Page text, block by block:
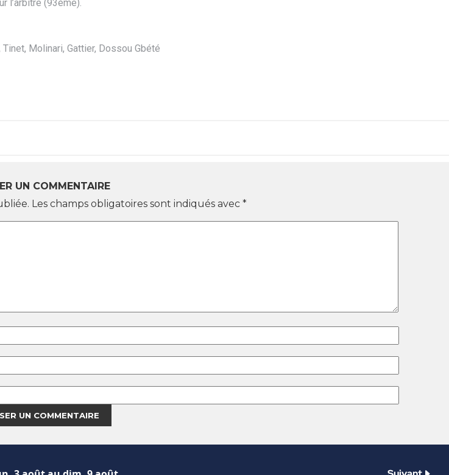
l’arbitre (93ème).
Molinari, Gattier, Dossou Gbété
UN COMMENTAIRE
Les champs obligatoires sont indiqués avec *